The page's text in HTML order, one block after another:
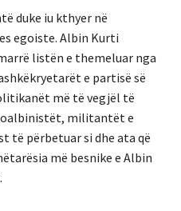
duke iu kthyer në
egoiste. Albin Kurti
listën e themeluar nga
e partisë së
më të vegjël të
militantët e
të përbetuar si dhe ata që
më besnike e Albin